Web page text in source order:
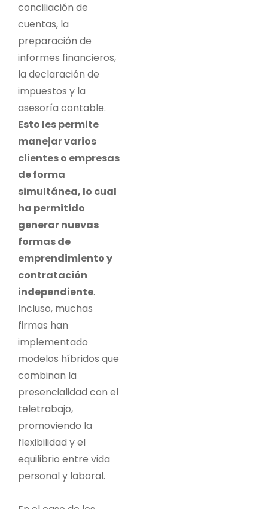
conciliación de
cuentas, la
preparación de
informes financieros,
la declaración de
impuestos y la
asesoría contable.
Esto les permite
manejar varios
clientes o empresas
de forma
simultánea, lo cual
ha permitido
generar nuevas
formas de
emprendimiento y
contratación
independiente.
Incluso, muchas
firmas han
implementado
modelos híbridos que
combinan la
presencialidad con el
teletrabajo,
promoviendo la
flexibilidad y el
equilibrio entre vida
personal y laboral.